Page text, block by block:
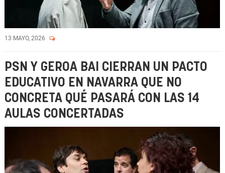
13 MAYO, 2026
PSN Y GEROA BAI CIERRAN UN PACTO
EDUCATIVO EN NAVARRA QUE NO
CONCRETA QUÉ PASARÁ CON LAS 14
AULAS CONCERTADAS